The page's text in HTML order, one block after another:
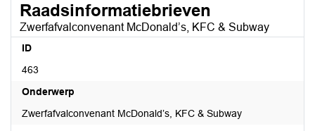
Raadsinformatiebrieven
Zwerfafvalconvenant McDonald’s, KFC & Subway
ID
463
Onderwerp
Zwerfafvalconvenant McDonald’s, KFC & Subway